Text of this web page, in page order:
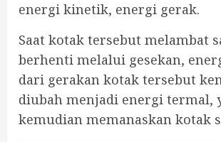
energi kinetik, energi gerak.
Saat kotak tersebut melambat
berhenti melalui gesekan,
dari gerakan kotak tersebut
diubah menjadi energi termal,
kemudian memanaskan kotak